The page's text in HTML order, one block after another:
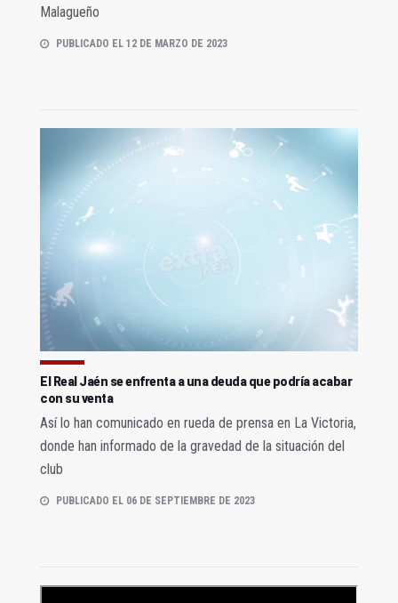
Malagueño
PUBLICADO EL 12 DE MARZO DE 2023
El Real Jaén se enfrenta a una deuda que podría acabar
con su venta
Así lo han comunicado en rueda de prensa en La Victoria,
donde han informado de la gravedad de la situación del
club
PUBLICADO EL 06 DE SEPTIEMBRE DE 2023